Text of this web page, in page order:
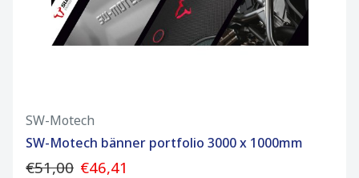
SW-Motech
SW-Motech bänner portfolio 3000 x 1000mm
€51,00 €46,41